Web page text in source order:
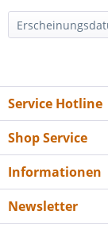
Service Hotline
Shop Service
Informationen
Newsletter